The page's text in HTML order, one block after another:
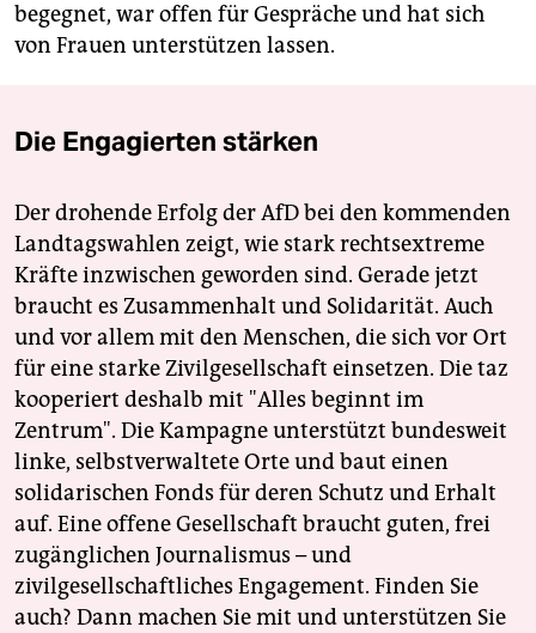
begegnet, war offen für Gespräche und hat sich
von Frauen unterstützen lassen.
Die Engagierten stärken
Der drohende Erfolg der AfD bei den kommenden
Landtagswahlen zeigt, wie stark rechtsextreme
Kräfte inzwischen geworden sind. Gerade jetzt
braucht es Zusammenhalt und Solidarität. Auch
und vor allem mit den Menschen, die sich vor Ort
für eine starke Zivilgesellschaft einsetzen. Die taz
kooperiert deshalb mit "Alles beginnt im
Zentrum". Die Kampagne unterstützt bundesweit
linke, selbstverwaltete Orte und baut einen
solidarischen Fonds für deren Schutz und Erhalt
auf. Eine offene Gesellschaft braucht guten, frei
zugänglichen Journalismus – und
zivilgesellschaftliches Engagement. Finden Sie
auch? Dann machen Sie mit und unterstützen Sie